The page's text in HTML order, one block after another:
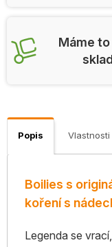
Máme
Popis Vlastnosti
Boilies s
koření s
Legenda se